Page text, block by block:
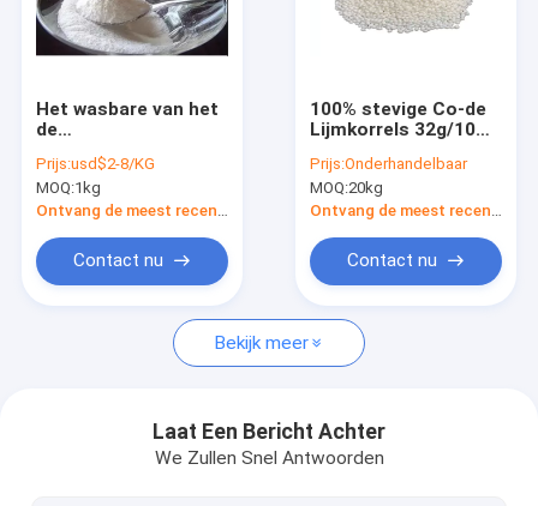
Fabrieksreis
hete smeltings zelfklevende film
Hete de Smeltings Zelfklevende Film van TPU
Hete Smeltings Zelfklevende Bladen
De Steunende Lijm van het borduurwerkflard
Eva Hot Melt Adhesive Film
Het wasbare van het
de
van 1.16g/Cm3 Hete
Poeder 170um voor
het Plakken van
Prijs:usd$2-8/KG
MOQ:1kg
Ontvang de meest recente Prijs
Contact nu
100% stevige Co-de
Lijmkorrels 32g/10
Polyester Hete
Smelting
Prijs:Onderhandelbaar
MOQ:20kg
Ontvang de meest recente Prijs
Contact nu
Bekijk meer
Laat Een Bericht Achter
We Zullen Snel Antwoorden